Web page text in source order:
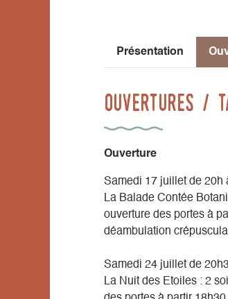
Présentation
Ouvertures /
Ouverture
Samedi 17 juillet de 20h
La Balade Contée
ouverture des portes à
déambulation
Samedi 24 juillet de
La Nuit des Etoiles : 2